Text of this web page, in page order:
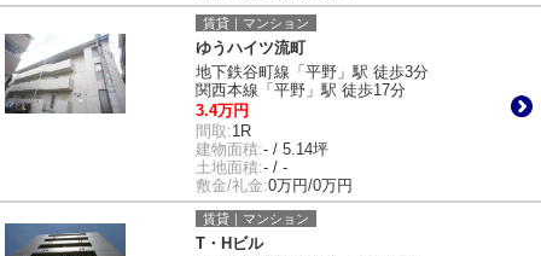
賃貸｜マンション
ゆうハイツ流町
地下鉄谷町線「平野」駅 徒歩3分
関西本線「平野」駅 徒歩17分
3.4万円
間取:1R
建物面積:- / 5.14坪
土地面積:- / -
敷金/礼金:0万円/0万円
賃貸｜マンション
T・Hビル